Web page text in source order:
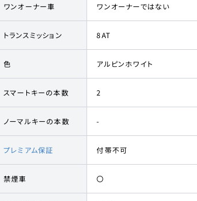
ワンオーナー車 ワンオーナーではない
トランスミッション 8AT
色 アルピンホワイト
スマートキーの本数 2
ノーマルキーの本数 -
プレミアム保証 付帯不可
禁煙車 〇